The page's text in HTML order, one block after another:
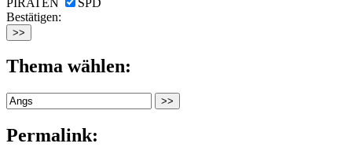
Bestätigen:
Thema wählen:
Permalink: